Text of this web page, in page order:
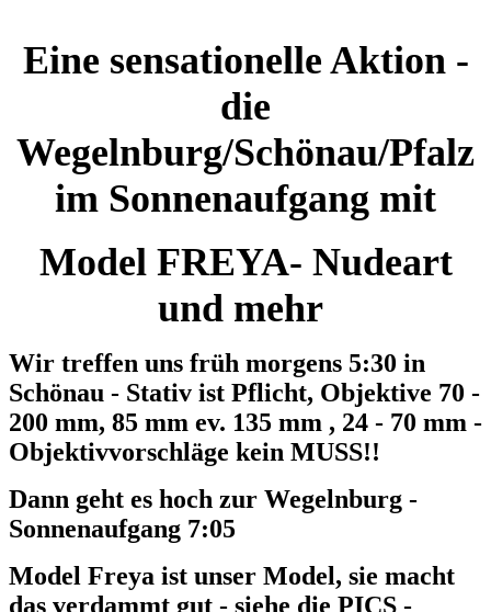
Eine sensationelle Aktion -
die
Wegelnburg/Schönau/Pfalz
im Sonnenaufgang mit
Model FREYA- Nudeart
und mehr
Wir treffen uns früh morgens 5:30 in
Schönau - Stativ ist Pflicht, Objektive 70 -
200 mm, 85 mm ev. 135 mm , 24 - 70 mm -
Objektivvorschläge kein MUSS!!
Dann geht es hoch zur Wegelnburg -
Sonnenaufgang 7:05
Model Freya ist unser Model, sie macht
das verdammt gut - siehe die PICS -